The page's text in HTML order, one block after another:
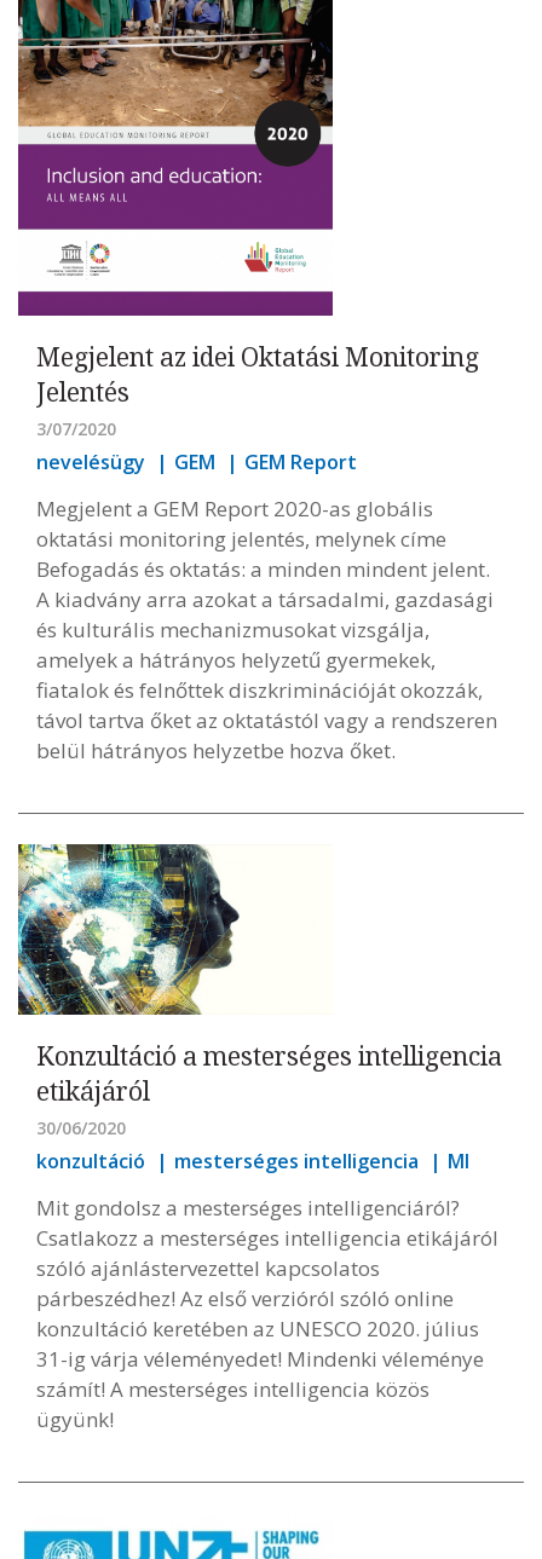
Megjelent az idei Oktatási Monitoring
Jelentés
3/07/2020
nevelésügy GEM GEM Report
Megjelent a GEM Report 2020-as globális
oktatási monitoring jelentés, melynek címe
Befogadás és oktatás: a minden mindent jelent.
A kiadvány arra azokat a társadalmi, gazdasági
és kulturális mechanizmusokat vizsgálja,
amelyek a hátrányos helyzetű gyermekek,
fiatalok és felnőttek diszkriminációját okozzák,
távol tartva őket az oktatástól vagy a rendszeren
belül hátrányos helyzetbe hozva őket.
Konzultáció a mesterséges intelligencia
etikájáról
30/06/2020
konzultáció mesterséges intelligencia MI
Mit gondolsz a mesterséges intelligenciáról?
Csatlakozz a mesterséges intelligencia etikájáról
szóló ajánlástervezettel kapcsolatos
párbeszédhez! Az első verzióról szóló online
konzultáció keretében az UNESCO 2020. július
31-ig várja véleményedet! Mindenki véleménye
számít! A mesterséges intelligencia közös
ügyünk!